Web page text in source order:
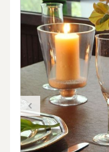
価格で探す
色で探す